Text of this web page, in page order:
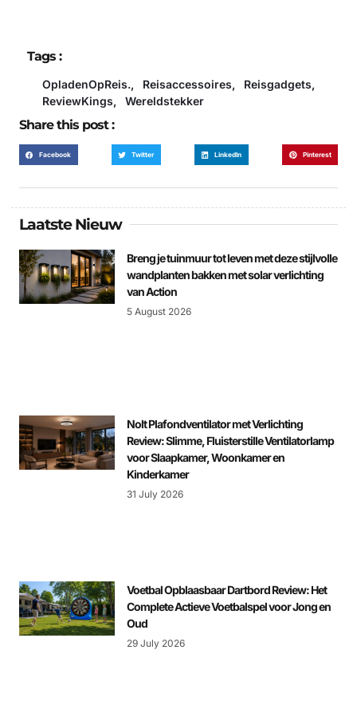
OpladenOpReis., Reisaccessoires, Reisgadgets,
ReviewKings, Wereldstekker
Tags :
Share this post :
Facebook Twitter LinkedIn Pinterest
Laatste Nieuw
Breng je tuinmuur tot leven met deze stijlvolle
wandplanten bakken met solar verlichting
van Action
5 August 2026
Nolt Plafondventilator met Verlichting
Review: Slimme, Fluisterstille Ventilatorlamp
voor Slaapkamer, Woonkamer en
Kinderkamer
31 July 2026
Voetbal Opblaasbaar Dartbord Review: Het
Complete Actieve Voetbalspel voor Jong en
Oud
29 July 2026